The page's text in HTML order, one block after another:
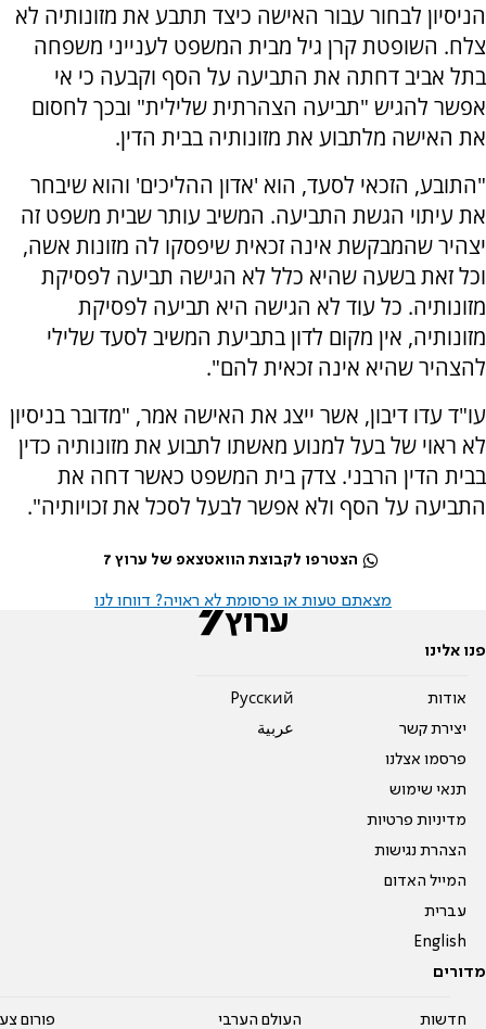
הניסיון לבחור עבור האישה כיצד תתבע את מזונותיה לא
צלח. השופטת קרן גיל מבית המשפט לענייני משפחה
בתל אביב דחתה את התביעה על הסף וקבעה כי אי
אפשר להגיש "תביעה הצהרתית שלילית" ובכך לחסום
את האישה מלתבוע את מזונותיה בבית הדין.
"התובע, הזכאי לסעד, הוא 'אדון ההליכים' והוא שיבחר
את עיתוי הגשת התביעה. המשיב עותר שבית משפט זה
יצהיר שהמבקשת אינה זכאית שיפסקו לה מזונות אשה,
וכל זאת בשעה שהיא כלל לא הגישה תביעה לפסיקת
מזונותיה. כל עוד לא הגישה היא תביעה לפסיקת
מזונותיה, אין מקום לדון בתביעת המשיב לסעד שלילי
להצהיר שהיא אינה זכאית להם".
עו"ד עדו דיבון, אשר ייצג את האישה אמר, "מדובר בניסיון
לא ראוי של בעל למנוע מאשתו לתבוע את מזונותיה כדין
בבית הדין הרבני. צדק בית המשפט כאשר דחה את
התביעה על הסף ולא אפשר לבעל לסכל את זכויותיה".
הצטרפו לקבוצת הוואטצאפ של ערוץ 7
מצאתם טעות או פרסומת לא ראויה? דווחו לנו
פנו אלינו
אודות
יצירת קשר
פרסמו אצלנו
תנאי שימוש
מדיניות פרטיות
הצהרת נגישות
המייל האדום
עברית
English
Pусский
عربية
מדורים
חדשות העולם הערבי פורום